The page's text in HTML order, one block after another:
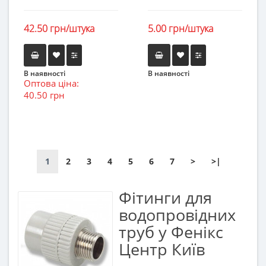
42.50 грн/штука
В наявності
Оптова ціна:
40.50 грн
5.00 грн/штука
В наявності
1 2 3 4 5 6 7 > >|
Фітинги для
водопровідних
труб у Фенікс
Центр Київ